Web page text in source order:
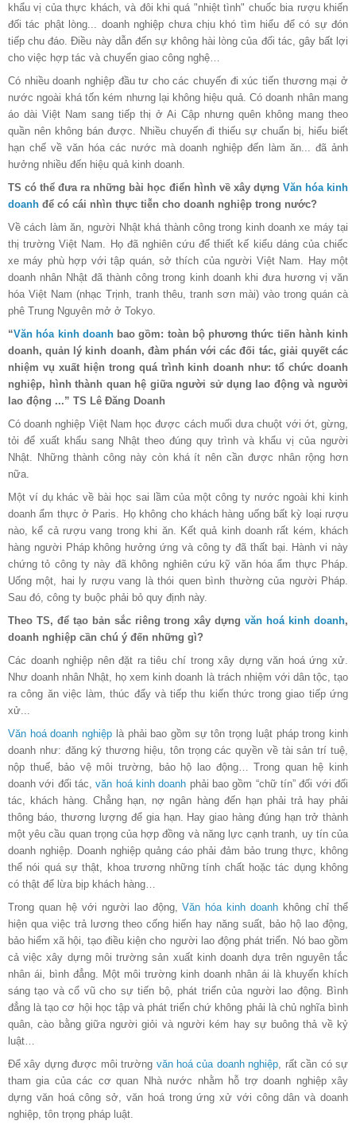
khẩu vị của thực khách, và đôi khi quá "nhiệt tình" chuốc bia rượu khiến
đối tác phật lòng... doanh nghiệp chưa chịu khó tìm hiểu để có sự đón
tiếp chu đáo. Điều này dẫn đến sự không hài lòng của đối tác, gây bất lợi
cho việc hợp tác và chuyển giao công nghệ…
Có nhiều doanh nghiệp đầu tư cho các chuyến đi xúc tiến thương mại ở
nước ngoài khá tốn kém nhưng lại không hiệu quả. Có doanh nhân mang
áo dài Việt Nam sang tiếp thị ở Ai Cập nhưng quên không mang theo
quần nên không bán được. Nhiều chuyến đi thiếu sự chuẩn bị, hiểu biết
hạn chế về văn hóa các nước mà doanh nghiệp đến làm ăn... đã ảnh
hưởng nhiều đến hiệu quả kinh doanh.
TS có thể đưa ra những bài học điển hình về xây dựng Văn hóa kinh
doanh để có cái nhìn thực tiễn cho doanh nghiệp trong nước?
Về cách làm ăn, người Nhật khá thành công trong kinh doanh xe máy tại
thị trường Việt Nam. Họ đã nghiên cứu để thiết kế kiểu dáng của chiếc
xe máy phù hợp với tập quán, sở thích của người Việt Nam. Hay một
doanh nhân Nhật đã thành công trong kinh doanh khi đưa hương vị văn
hóa Việt Nam (nhạc Trịnh, tranh thêu, tranh sơn mài) vào trong quán cà
phê Trung Nguyên mở ở Tokyo.
“Văn hóa kinh doanhbao gồm: toàn bộ phương thức tiến hành kinh
doanh, quản lý kinh doanh, đàm phán với các đối tác, giải quyết các
nhiệm vụ xuất hiện trong quá trình kinh doanh như: tổ chức doanh
nghiệp, hình thành quan hệ giữa người sử dụng lao động và người
lao động ...” TS Lê Đăng Doanh
Có doanh nghiệp Việt Nam học được cách muối dưa chuột với ớt, gừng,
tỏi để xuất khẩu sang Nhật theo đúng quy trình và khẩu vị của người
Nhật. Những thành công này còn khá ít nên cần được nhân rộng hơn
nữa.
Một ví dụ khác về bài học sai lầm của một công ty nước ngoài khi kinh
doanh ẩm thực ở Paris. Họ không cho khách hàng uống bất kỳ loại rượu
nào, kể cả rượu vang trong khi ăn. Kết quả kinh doanh rất kém, khách
hàng người Pháp không hưởng ứng và công ty đã thất bại. Hành vi này
chứng tỏ công ty này đã không nghiên cứu kỹ văn hóa ẩm thực Pháp.
Uống một, hai ly rượu vang là thói quen bình thường của người Pháp.
Sau đó, công ty buộc phải bỏ quy định này.
Theo TS, để tạo bản sắc riêng trong xây dựngvăn hoá kinh doanh,
doanh nghiệp cần chú ý đến những gì?
Các doanh nghiệp nên đặt ra tiêu chí trong xây dựng văn hoá ứng xử.
Như doanh nhân Nhật, họ xem kinh doanh là trách nhiệm với dân tộc, tạo
ra công ăn việc làm, thúc đẩy và tiếp thu kiến thức trong giao tiếp ứng
xử...
Văn hoá doanh nghiệp là phải bao gồm sự tôn trọng luật pháp trong kinh
doanh như: đăng ký thương hiệu, tôn trọng các quyền về tài sản trí tuệ,
nộp thuế, bảo vệ môi trường, bảo hộ lao động… Trong quan hệ kinh
doanh với đối tác,văn hoá kinh doanh phải bao gồm “chữ tín” đối với đối
tác, khách hàng. Chẳng hạn, nợ ngân hàng đến hạn phải trả hay phải
thông báo, thương lượng để gia hạn. Hay giao hàng đúng hạn trở thành
một yêu cầu quan trọng của hợp đồng và năng lực cạnh tranh, uy tín của
doanh nghiệp. Doanh nghiệp quảng cáo phải đảm bảo trung thực, không
thể nói quá sự thật, khoa trương những tính chất hoặc tác dụng không
có thật để lừa bịp khách hàng…
Trong quan hệ với người lao động,Văn hóa kinh doanh không chỉ thể
hiện qua việc trả lương theo cống hiến hay năng suất, bảo hộ lao động,
bảo hiểm xã hội, tạo điều kiện cho người lao động phát triển. Nó bao gồm
cả việc xây dựng môi trường sản xuất kinh doanh dựa trên nguyên tắc
nhân ái, bình đẳng. Một môi trường kinh doanh nhân ái là khuyến khích
sáng tạo và cổ vũ cho sự tiến bộ, phát triển của người lao động. Bình
đẳng là tạo cơ hội học tập và phát triển chứ không phải là chủ nghĩa bình
quân, cào bằng giữa người giỏi và người kém hay sự buông thả về kỷ
luật…
Để xây dựng được môi trường văn hoá của doanh nghiệp , rất cần có sự
tham gia của các cơ quan Nhà nước nhằm hỗ trợ doanh nghiệp xây
dựng văn hoá công sở, văn hoá trong ứng xử với công dân và doanh
nghiệp, tôn trọng pháp luật.